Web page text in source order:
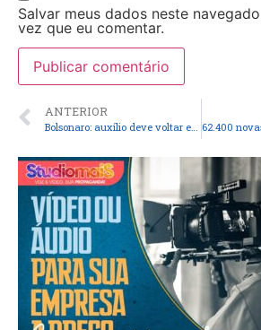
Salvar meus dados neste
vez que eu comentar.
ANTERIOR